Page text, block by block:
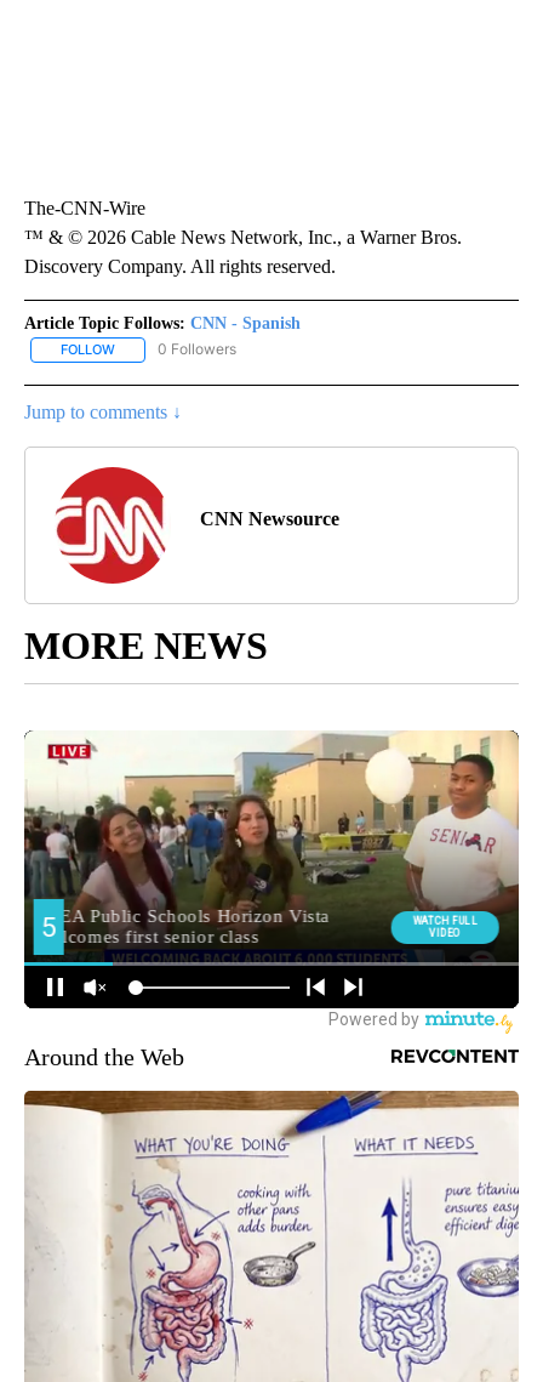
The-CNN-Wire
™ & © 2026 Cable News Network, Inc., a Warner Bros.
Discovery Company. All rights reserved.
Article Topic Follows: CNN - Spanish
FOLLOW FOLLOW "CNN - SPANISH" TO RECEIVE NOTIFICATIONS ABOUT
0 Followers
Jump to comments ↓
CNN Newsource
MORE NEWS
Around the Web